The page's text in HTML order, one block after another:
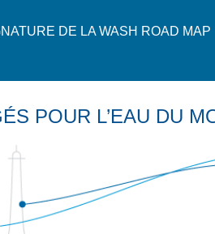
DE LA WASH ROAD MAP
POUR L’EAU DU